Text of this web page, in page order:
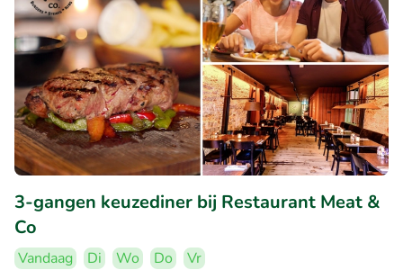
3-gangen keuzediner bij Restaurant Meat &
Co
Vandaag Di Wo Do
Vr